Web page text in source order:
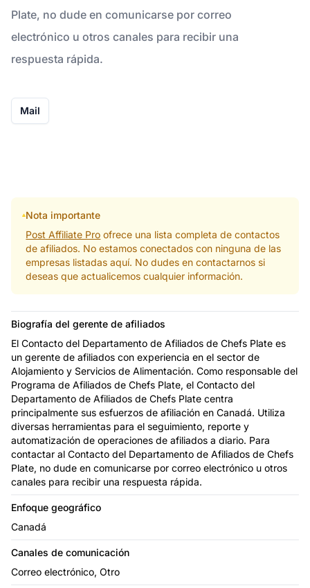
Plate, no dude en comunicarse por correo
electrónico u otros canales para recibir una
respuesta rápida.
Mail
Nota importante
Post Affiliate Pro ofrece una lista completa de contactos
de afiliados. No estamos conectados con ninguna de las
empresas listadas aquí. No dudes en contactarnos si
deseas que actualicemos cualquier información.
Biografía del gerente de afiliados
El Contacto del Departamento de Afiliados de Chefs Plate es
un gerente de afiliados con experiencia en el sector de
Alojamiento y Servicios de Alimentación. Como responsable del
Programa de Afiliados de Chefs Plate, el Contacto del
Departamento de Afiliados de Chefs Plate centra
principalmente sus esfuerzos de afiliación en Canadá. Utiliza
diversas herramientas para el seguimiento, reporte y
automatización de operaciones de afiliados a diario. Para
contactar al Contacto del Departamento de Afiliados de Chefs
Plate, no dude en comunicarse por correo electrónico u otros
canales para recibir una respuesta rápida.
Enfoque geográfico
Canadá
Canales de comunicación
Correo electrónico, Otro